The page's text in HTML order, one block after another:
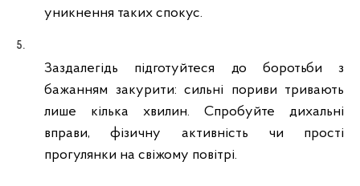
уникнення таких спокус.
Заздалегідь підготуйтеся до боротьби з
бажанням закурити: сильні пориви тривають
лише кілька хвилин. Спробуйте дихальні
вправи, фізичну активність чи прості
прогулянки на свіжому повітрі.